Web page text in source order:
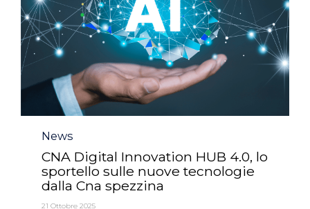
Category
News
CNA Digital Innovation HUB 4.0, lo
sportello sulle nuove tecnologie
dalla Cna spezzina
21 Ottobre 2025